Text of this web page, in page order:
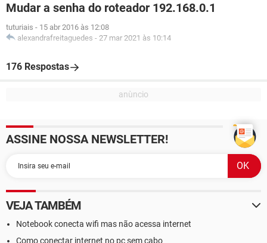
Mudar a senha do roteador 192.168.0.1
tuturiais - 15 abr 2016 às 12:08
alexandrafreitaguedes - 27 mar 2021 às 10:14
176 Respostas
ASSINE NOSSA NEWSLETTER!
VEJA TAMBÉM
Notebook conecta wifi mas não acessa internet
Como conectar internet no pc sem cabo